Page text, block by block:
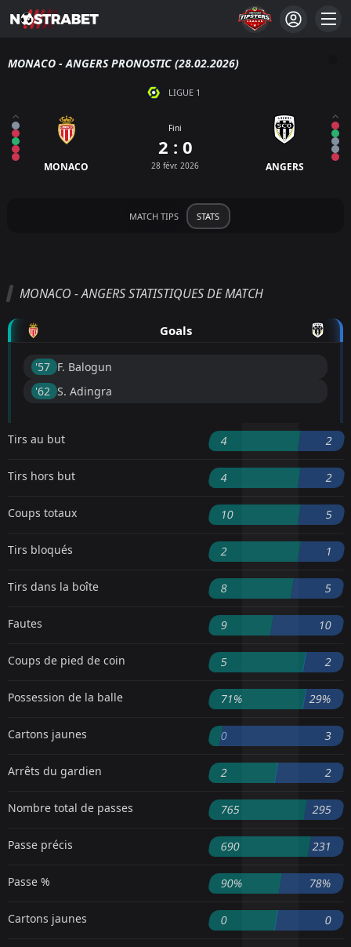
MONACO - ANGERS PRONOSTIC (28.02.2026)
LIGUE 1
MONACO
Fini
2 : 0
28 févr. 2026 ANGERS
MATCH TIPS STATS
MONACO - ANGERS STATISTIQUES DE MATCH
Goals
'57 ︎ F. Balogun
'62 ︎ S. Adingra
Tirs au but 4 2
Tirs hors but 4 2
Coups totaux 10 5
Tirs bloqués 2 1
Tirs dans la boîte 8 5
Fautes 9 10
Coups de pied de coin 5 2
Possession de la balle 71% 29%
Cartons jaunes 0 3
Arrêts du gardien 2 2
Nombre total de passes 765 295
Passe précis 690 231
Passe % 90% 78%
Cartons jaunes 0 0